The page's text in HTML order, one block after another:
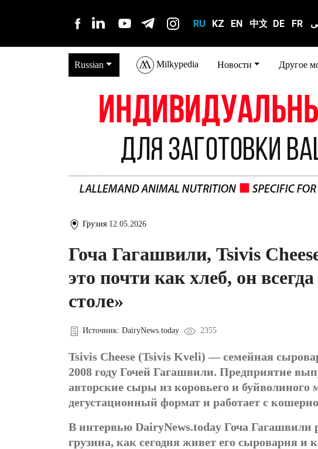
RU KZ EN 中文 DE FR
Russian Milkypedia Новости Другое
Грузия 12.05.2026
Гоча Гагашвили, Tsivis
это почти как хлеб, он
столе»
Источник: DairyNews.today 2355
Tsivis Cheese (Tsivis Kveli) — семейная
2008 году Гочей Гагашвили. Предприятие
авторские сыры из коровьего и буйволиного
дегустационный формат и работает с
В интервью DairyNews.today Гоча Гагашвили
грузина, как сегодня живет его сыроварня и